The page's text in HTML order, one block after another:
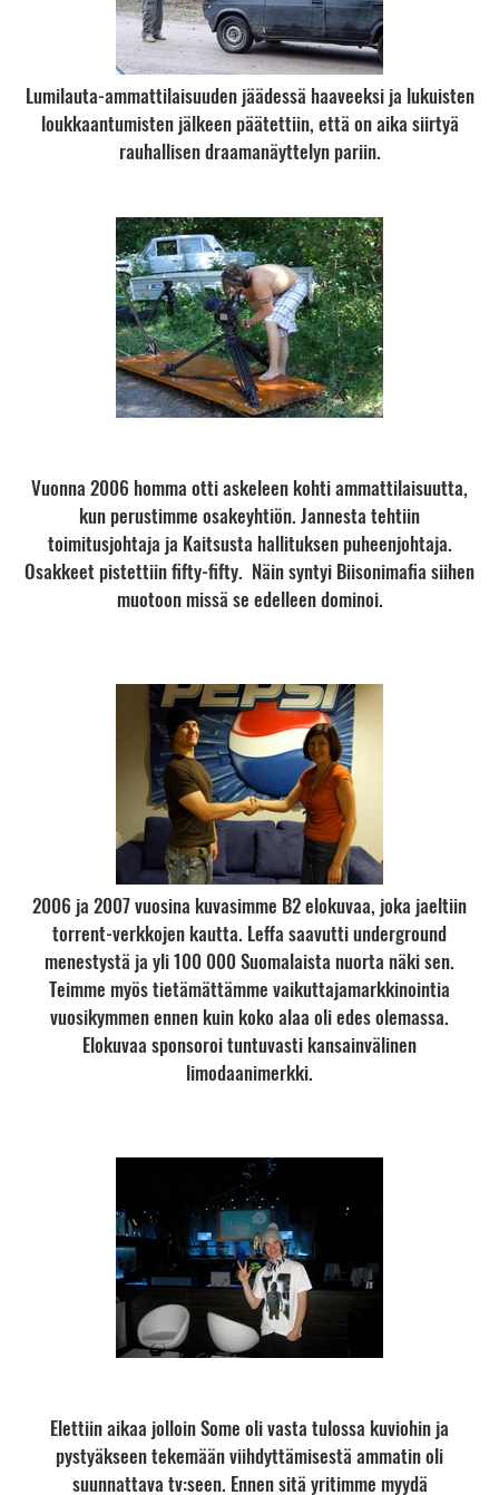
Lumilauta-ammattilaisuuden jäädessä haaveeksi ja lukuisten
loukkaantumisten jälkeen päätettiin, että on aika siirtyä
rauhallisen draamanäyttelyn pariin.
Vuonna 2006 homma otti askeleen kohti ammattilaisuutta,
kun perustimme osakeyhtiön. Jannesta tehtiin
toimitusjohtaja ja Kaitsusta hallituksen puheenjohtaja.
Osakkeet pistettiin fifty-fifty. Näin syntyi Biisonimafia siihen
muotoon missä se edelleen dominoi.
2006 ja 2007 vuosina kuvasimme B2 elokuvaa, joka jaeltiin
torrent-verkkojen kautta. Leffa saavutti underground
menestystä ja yli 100 000 Suomalaista nuorta näki sen.
Teimme myös tietämättämme vaikuttajamarkkinointia
vuosikymmen ennen kuin koko alaa oli edes olemassa.
Elokuvaa sponsoroi tuntuvasti kansainvälinen
limodaanimerkki.
Elettiin aikaa jolloin Some oli vasta tulossa kuviohin ja
pystyäkseen tekemään viihdyttämisestä ammatin oli
suunnattava tv:seen. Ennen sitä yritimme myydä